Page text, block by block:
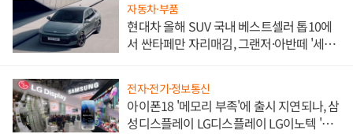
자동차·부품
현대차 올해 SUV 국내 베스트셀러 톱10에
서 싼타페만 자리매김, 그랜저·아반떼 '세단
전자·전기·정보통신
아이폰18 '메모리 부족'에 출시 지연되나, 삼
성디스플레이 LG디스플레이 LG이노텍 '탈